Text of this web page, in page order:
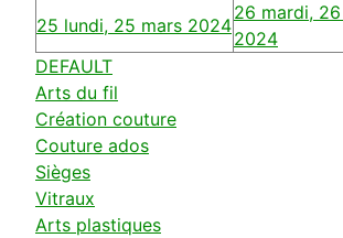
25 lundi, 25 mars 2024
26 mardi,
2024
DEFAULT
Arts du fil
Création couture
Couture ados
Sièges
Vitraux
Arts plastiques